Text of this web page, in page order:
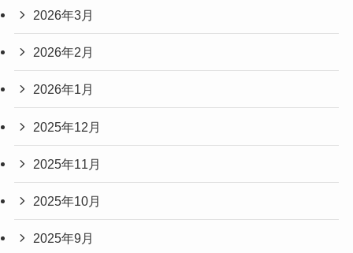
2026年3月
2026年2月
2026年1月
2025年12月
2025年11月
2025年10月
2025年9月